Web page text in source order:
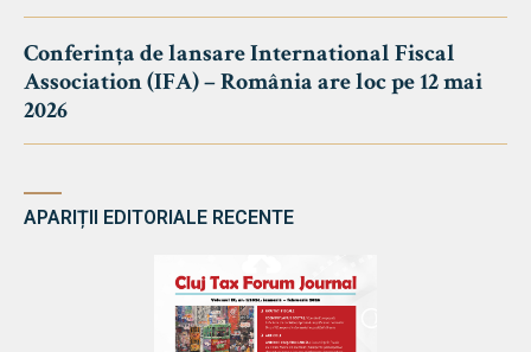
Conferința de lansare International Fiscal
Association (IFA) – România are loc pe 12 mai
2026
APARIȚII EDITORIALE RECENTE